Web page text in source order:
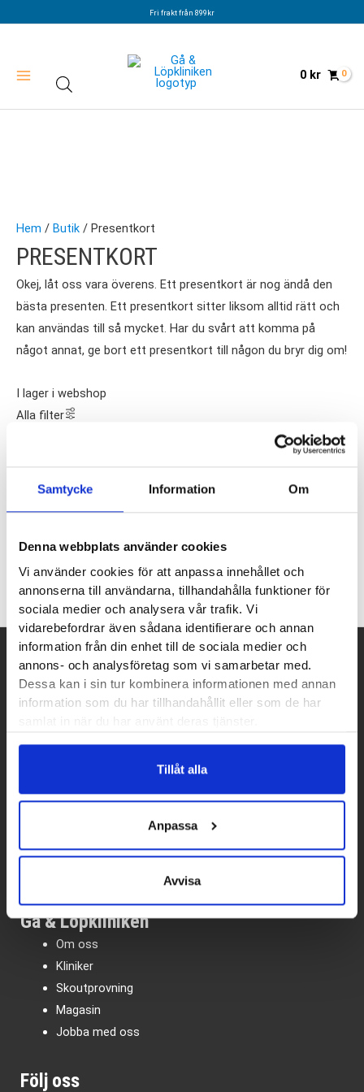
Samtycke Information Om
Denna webbplats använder cookies
Vi använder cookies för att anpassa innehållet och
annonserna till användarna, tillhandahålla funktioner för
sociala medier och analysera vår trafik. Vi
vidarebefordrar även sådana identifierare och annan
information från din enhet till de sociala medier och
annons- och analysföretag som vi samarbetar med.
Dessa kan i sin tur kombinera informationen med annan
information som du har tillhandahållit eller som de har
Tillåt alla
Anpassa
Avvisa
Fri frakt från 899kr
0 kr
Hem / Butik / Presentkort
PRESENTKORT
Okej, låt oss vara överens. Ett presentkort är nog ändå den
bästa presenten. Ett presentkort sitter liksom alltid rätt och
kan användas till så mycket. Har du svårt att komma på
något annat, ge bort ett presentkort till någon du bryr dig om!
I lager i webshop
Alla filter
Prisintervall:
10000 kr
Betalpartner
Köpvillkor
Kundtjänst
Gå & Löpkliniken
Om oss
Kliniker
Skoutprovning
Magasin
Jobba med oss
Följ oss